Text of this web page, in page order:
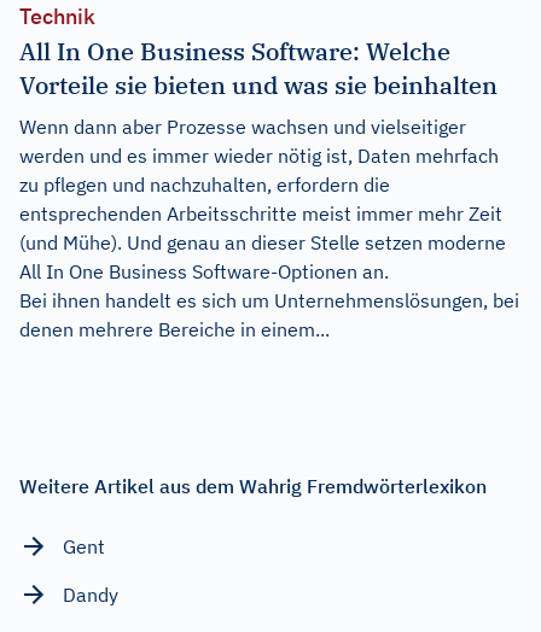
Technik
All In One Business Software: Welche
Vorteile sie bieten und was sie beinhalten
Wenn dann aber Prozesse wachsen und vielseitiger
werden und es immer wieder nötig ist, Daten mehrfach
zu pflegen und nachzuhalten, erfordern die
entsprechenden Arbeitsschritte meist immer mehr Zeit
(und Mühe). Und genau an dieser Stelle setzen moderne
All In One Business Software-Optionen an.
Bei ihnen handelt es sich um Unternehmenslösungen, bei
denen mehrere Bereiche in einem...
Weitere Artikel aus dem Wahrig Fremdwörterlexikon
Gent
Dandy